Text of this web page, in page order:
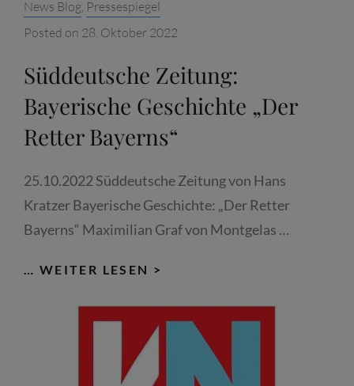
Categories:
News Blog Pressespiegel
Posted on 28. Oktober 2022
Süddeutsche Zeitung:
Bayerische Geschichte „Der
Retter Bayerns“
25.10.2022 Süddeutsche Zeitung von Hans
Kratzer Bayerische Geschichte: „Der Retter
Bayerns“ Maximilian Graf von Montgelas …
… WEITER LESEN >
BAYERISCHE
GESCHICHTE
RETTER